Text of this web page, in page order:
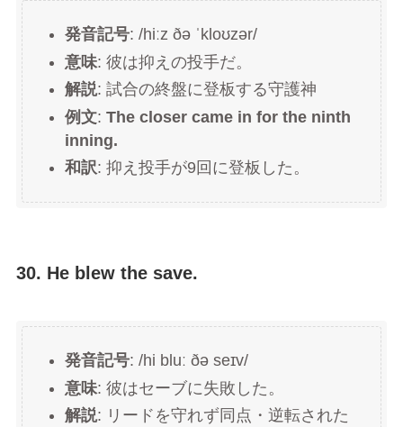
発音記号: /hiːz ðə ˈkloʊzər/
意味: 彼は抑えの投手だ。
解説: 試合の終盤に登板する守護神
例文: The closer came in for the ninth
inning.
和訳: 抑え投手が9回に登板した。
30. He blew the save.
発音記号: /hi bluː ðə seɪv/
意味: 彼はセーブに失敗した。
解説: リードを守れず同点・逆転された